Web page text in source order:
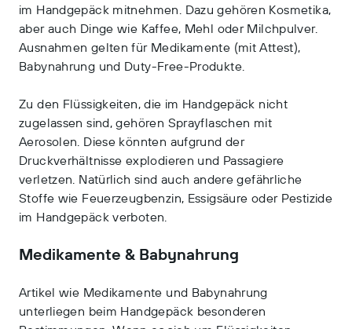
im Handgepäck mitnehmen. Dazu gehören Kosmetika,
aber auch Dinge wie Kaffee, Mehl oder Milchpulver.
Ausnahmen gelten für Medikamente (mit Attest),
Babynahrung und Duty-Free-Produkte.
Zu den Flüssigkeiten, die im Handgepäck nicht
zugelassen sind, gehören Sprayflaschen mit
Aerosolen. Diese könnten aufgrund der
Druckverhältnisse explodieren und Passagiere
verletzen. Natürlich sind auch andere gefährliche
Stoffe wie Feuerzeugbenzin, Essigsäure oder Pestizide
im Handgepäck verboten.
Medikamente & Babynahrung
Artikel wie Medikamente und Babynahrung
unterliegen beim Handgepäck besonderen